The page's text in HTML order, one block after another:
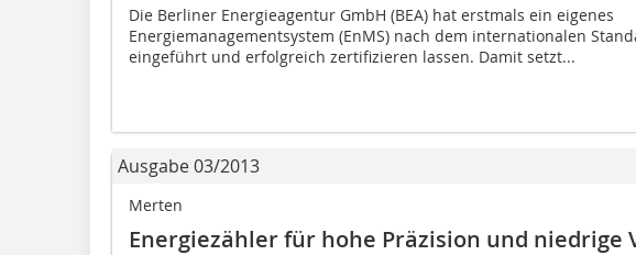
Die Berliner Energieagentur GmbH (BEA) hat erstmals ein eigenes
Energiemanagementsystem (EnMS) nach dem internationalen
eingeführt und erfolgreich zertifizieren lassen. Damit setzt...
Ausgabe 03/2013
Merten
Energiezähler für hohe Präzision und niedrige